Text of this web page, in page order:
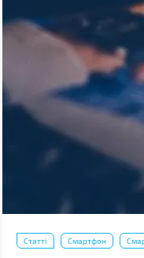
Статті Смартфон